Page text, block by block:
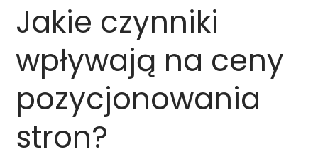
Jakie czynniki
wpływają na ceny
pozycjonowania
stron?